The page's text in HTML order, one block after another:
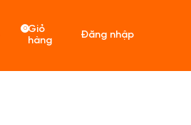
0Giỏ
hàng
Đăng nhập